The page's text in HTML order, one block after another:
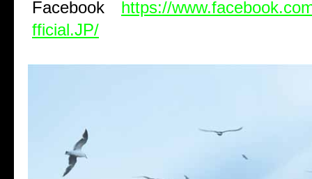
Facebook
https://
fficial.JP/